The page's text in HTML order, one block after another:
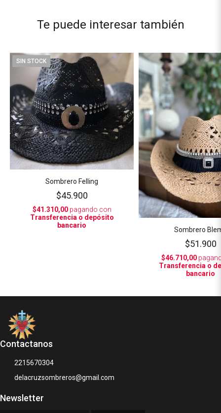
Te puede interesar también
SIN STOCK
Sombrero Felling
$45.900
$41.310,00pagando con
Transferencia o depósito
bancario
Sombrero
$51.900
$46.710,00
Transferencia o
bancario
Contactanos
2215670304
delacruzsombreros@gmail.com
Newsletter